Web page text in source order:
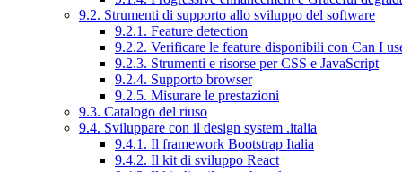
9.2. Strumenti di supporto allo sviluppo del software
9.2.1. Feature detection
9.2.2. Verificare le feature disponibili con Can I
9.2.3. Strumenti e risorse per CSS e JavaScript
9.2.4. Supporto browser
9.2.5. Misurare le prestazioni
9.3. Catalogo del riuso
9.4. Sviluppare con il design system .italia
9.4.1. Il framework Bootstrap Italia
9.4.2. Il kit di sviluppo React